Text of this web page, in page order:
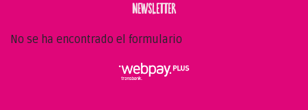
NEWSLETTER
No se ha encontrado el formulario